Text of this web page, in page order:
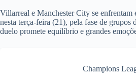
Villarreal e Manchester City se
nesta terça-feira (21), pela fase de grupos
duelo promete equilíbrio e grandes
Champions